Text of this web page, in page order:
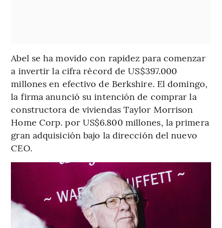
Abel se ha movido con rapidez para comenzar
a invertir la cifra récord de US$397.000
millones en efectivo de Berkshire. El domingo,
la firma anunció su intención de comprar la
constructora de viviendas Taylor Morrison
Home Corp. por US$6.800 millones, la primera
gran adquisición bajo la dirección del nuevo
CEO.